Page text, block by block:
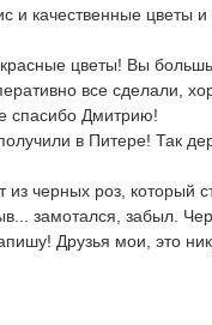
качественные цветы
цветы! Вы
все сделали,
спасибо Дмитрию!
в Питере!
черных роз,
замотался, забыл.
Друзья мои, это